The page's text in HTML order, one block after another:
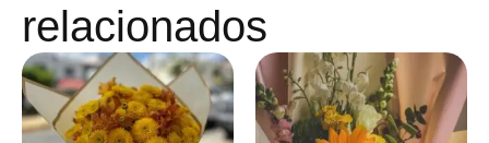
relacionados